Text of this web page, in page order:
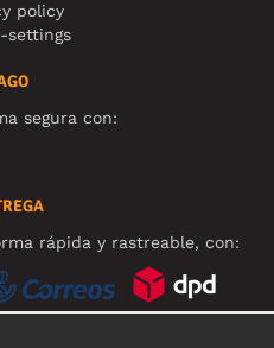
policy
settings
segura con:
rápida y rastreable, con: